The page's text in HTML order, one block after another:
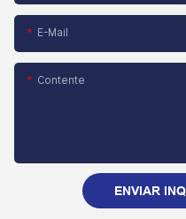
E-Mail
Contente
ENVIAR